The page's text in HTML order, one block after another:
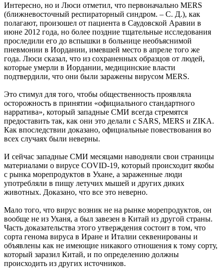
Интересно, но и Люси отметил, что первоначально MERS
(ближневосточный респираторный синдром. – С. Д.), как
полагают, произошел от пациента в Саудовской Аравии в
июне 2012 года, но более поздние тщательные исследования
проследили его до вспышки в больнице необъяснимой
пневмонии в Иордании, имевшей место в апреле того же
года. Люси сказал, что из сохраненных образцов от людей,
которые умерли в Иордании, медицинские власти
подтвердили, что они были заражены вирусом MERS.
Это стимул для того, чтобы общественность проявляла
осторожность в принятии «официального стандартного
нарратива», который западные СМИ всегда стремятся
предоставить так, как они это делали с SARS, MERS и ZIKA.
Как впоследствии доказано, официальные повествования во
всех случаях были неверны.
И сейчас западные СМИ месяцами наводняли свои страницы
материалами о вирусе COVID-19, который происходит якобы
с рынка морепродуктов в Ухане, а зараженные люди
употребляли в пищу летучих мышей и других диких
животных. Доказано, что все это неверно.
Мало того, что вирус возник не на рынке морепродуктов, он
вообще не из Уханя, а был завезен в Китай из другой страны.
Часть доказательства этого утверждения состоит в том, что
сорта генома вируса в Иране и Италии секвенированы и
объявлены как не имеющие никакого отношения к тому сорту,
который заразил Китай, и по определению должны
происходить из других источников.